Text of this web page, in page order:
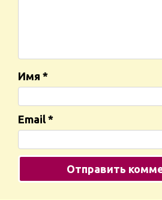
Имя *
Email *